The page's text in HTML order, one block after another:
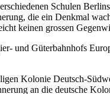
Schulen
die ein Denkmal
keinen grossen
und Güterbahnhofs
Kolonie Deutsch-
an die deutsche